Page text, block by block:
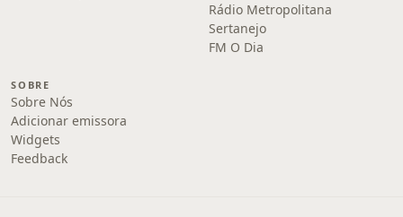
Rádio Metropolitana
Sertanejo
FM O Dia
SOBRE
Sobre Nós
Adicionar emissora
Widgets
Feedback